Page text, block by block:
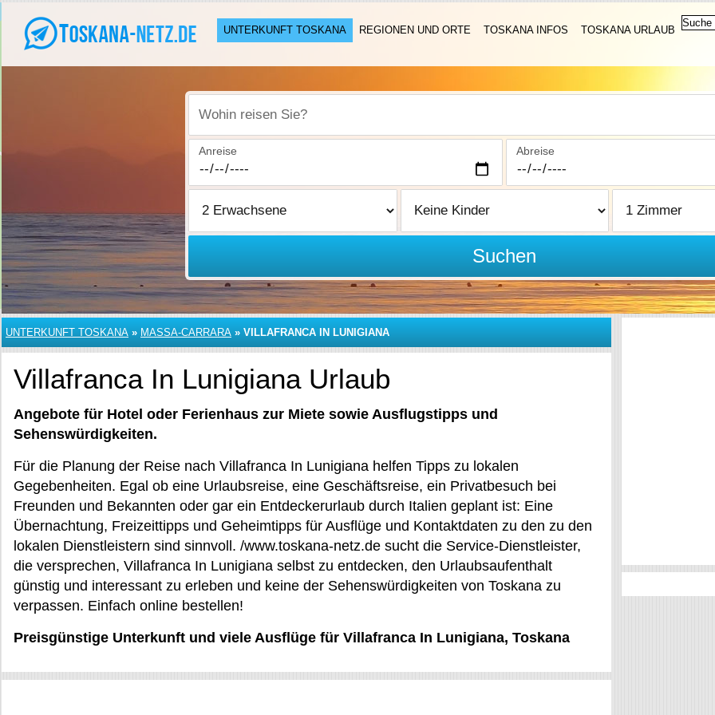
UNTERKUNFT TOSKANA REGIONEN UND ORTE TOSKANA INFOS TOSKANA URLAUB
Wohin reisen Sie?
Anreise Abreise
Suchen
UNTERKUNFT TOSKANA » MASSA-CARRARA » VILLAFRANCA IN LUNIGIANA
Villafranca In Lunigiana Urlaub
Angebote für Hotel oder Ferienhaus zur Miete sowie Ausflugstipps und
Sehenswürdigkeiten.
Für die Planung der Reise nach Villafranca In Lunigiana helfen Tipps zu lokalen
Gegebenheiten. Egal ob eine Urlaubsreise, eine Geschäftsreise, ein Privatbesuch bei
Freunden und Bekannten oder gar ein Entdeckerurlaub durch Italien geplant ist: Eine
Übernachtung, Freizeittipps und Geheimtipps für Ausflüge und Kontaktdaten zu den zu den
lokalen Dienstleistern sind sinnvoll. /www.toskana-netz.de sucht die Service-Dienstleister,
die versprechen, Villafranca In Lunigiana selbst zu entdecken, den Urlaubsaufenthalt
günstig und interessant zu erleben und keine der Sehenswürdigkeiten von Toskana zu
verpassen. Einfach online bestellen!
Preisgünstige Unterkunft und viele Ausflüge für Villafranca In Lunigiana, Toskana